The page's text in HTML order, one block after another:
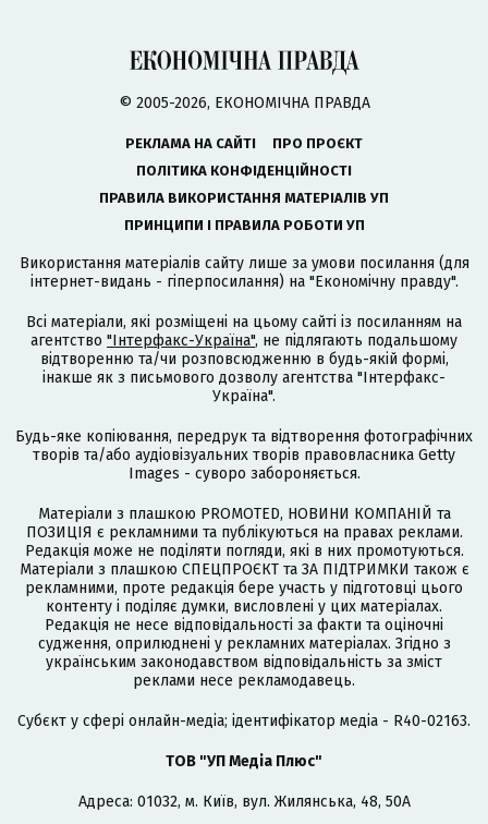
© 2005-2026, ЕКОНОМІЧНА ПРАВДА
РЕКЛАМА НА САЙТІ
ПРО ПРОЄКТ
ПОЛІТИКА КОНФІДЕНЦІЙНОСТІ
ПРАВИЛА ВИКОРИСТАННЯ МАТЕРІАЛІВ УП
ПРИНЦИПИ І ПРАВИЛА РОБОТИ УП
Використання матеріалів сайту лише за умови посилання (для
інтернет-видань - гіперпосилання) на "Економічну правду".
Всі матеріали, які розміщені на цьому сайті із посиланням на
агентство "Інтерфакс-Україна", не підлягають подальшому
відтворенню та/чи розповсюдженню в будь-якій формі,
інакше як з письмового дозволу агентства "Інтерфакс-
Україна".
Будь-яке копіювання, передрук та відтворення фотографічних
творів та/або аудіовізуальних творів правовласника Getty
Images - суворо забороняється.
Матеріали з плашкою PROMOTED, НОВИНИ КОМПАНІЙ та
ПОЗИЦІЯ є рекламними та публікуються на правах реклами.
Редакція може не поділяти погляди, які в них промотуються.
Матеріали з плашкою СПЕЦПРОЄКТ та ЗА ПІДТРИМКИ також є
рекламними, проте редакція бере участь у підготовці цього
контенту і поділяє думки, висловлені у цих матеріалах.
Редакція не несе відповідальності за факти та оціночні
судження, оприлюднені у рекламних матеріалах. Згідно з
українським законодавством відповідальність за зміст
реклами несе рекламодавець.
Cубєкт у сфері онлайн-медіа; ідентифікатор медіа - R40-02163.
ТОВ "УП Медіа Плюс"
Адреса: 01032, м. Київ, вул. Жилянська, 48, 50А